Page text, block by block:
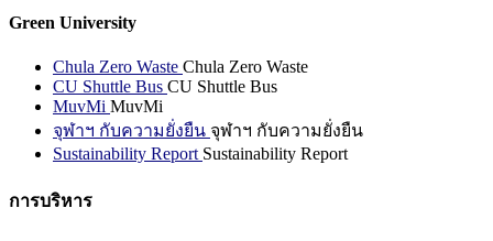
Green University
Chula Zero Waste Chula Zero Waste
CU Shuttle Bus CU Shuttle Bus
MuvMi MuvMi
จุฬาฯ กับความยั่งยืน จุฬาฯ กับความยั่งยืน
Sustainability Report Sustainability Report
การบริหาร